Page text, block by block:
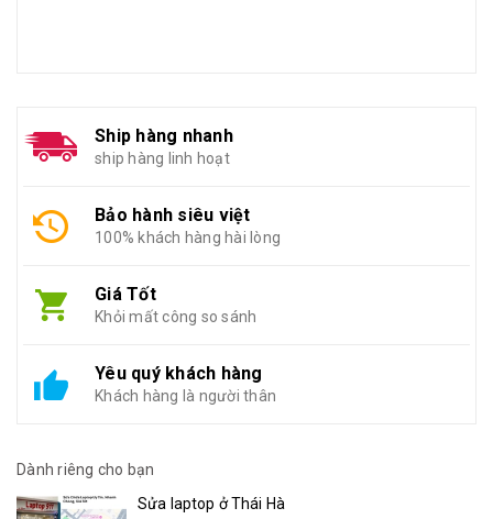
Ship hàng nhanh
ship hàng linh hoạt
Bảo hành siêu việt
100% khách hàng hài lòng
Giá Tốt
Khỏi mất công so sánh
Yêu quý khách hàng
Khách hàng là người thân
Dành riêng cho bạn
Sửa laptop ở Thái Hà